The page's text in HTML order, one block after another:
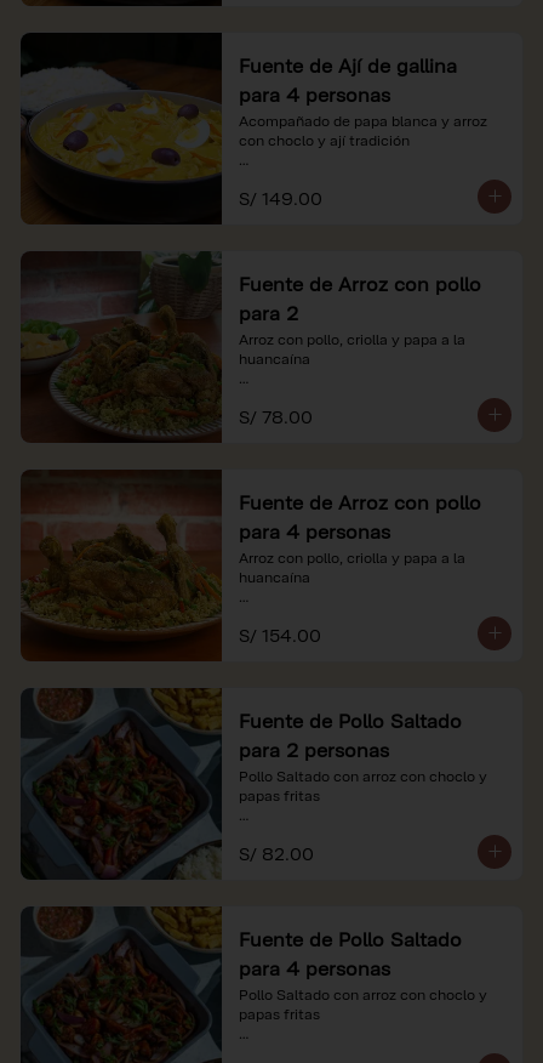
Fuente de Ají de gallina
para 4 personas
Acompañado de papa blanca y arroz
con choclo y ají tradición
*Nuestros precios están expresados en
soles e incluyen impuestos de ley y
S/ 149.00
Fuente de Arroz con pollo
para 2
Arroz con pollo, criolla y papa a la
huancaína
*Nuestros precios están expresados en
soles e incluyen impuestos de ley y
S/ 78.00
Fuente de Arroz con pollo
para 4 personas
Arroz con pollo, criolla y papa a la
huancaína
*Nuestros precios están expresados en
soles e incluyen impuestos de ley y
S/ 154.00
Fuente de Pollo Saltado
para 2 personas
Pollo Saltado con arroz con choclo y
papas fritas
*Nuestros precios están expresados en
soles e incluyen impuestos de ley y
S/ 82.00
Fuente de Pollo Saltado
para 4 personas
Pollo Saltado con arroz con choclo y
papas fritas
*Nuestros precios están expresados en